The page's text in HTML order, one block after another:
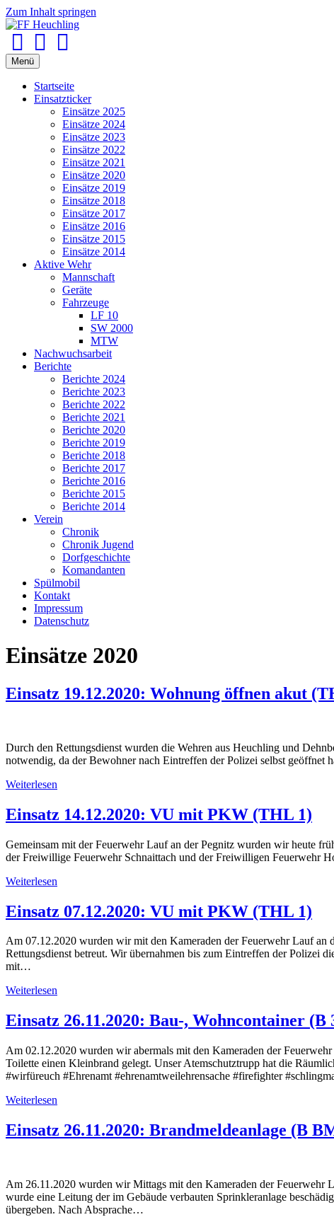
Zum Inhalt springen
Menü
Startseite
Einsatzticker
Einsätze 2025
Einsätze 2024
Einsätze 2023
Einsätze 2022
Einsätze 2021
Einsätze 2020
Einsätze 2019
Einsätze 2018
Einsätze 2017
Einsätze 2016
Einsätze 2015
Einsätze 2014
Aktive Wehr
Mannschaft
Geräte
Fahrzeuge
LF 10
SW 2000
MTW
Nachwuchsarbeit
Berichte
Berichte 2024
Berichte 2023
Berichte 2022
Berichte 2021
Berichte 2020
Berichte 2019
Berichte 2018
Berichte 2017
Berichte 2016
Berichte 2015
Berichte 2014
Verein
Chronik
Chronik Jugend
Dorfgeschichte
Komandanten
Spülmobil
Kontakt
Impressum
Datenschutz
Einsätze 2020
Einsatz 19.12.2020: Wohnung öffnen akut
Durch den Rettungsdienst wurden die Wehren aus Heuchling und
notwendig, da der Bewohner nach Eintreffen der Polizei selbst
Weiterlesen
Einsatz 14.12.2020: VU mit PKW (THL 1)
Gemeinsam mit der Feuerwehr Lauf an der Pegnitz wurden wir heute
der Freiwillige Feuerwehr Schnaittach und der Freiwilligen Feuerwehr
Weiterlesen
Einsatz 07.12.2020: VU mit PKW (THL 1)
Am 07.12.2020 wurden wir mit den Kameraden der Feuerwehr Lauf an
Rettungsdienst betreut. Wir übernahmen bis zum Eintreffen der Polizei
mit…
Weiterlesen
Einsatz 26.11.2020: Bau-, Wohncontainer (B
Am 02.12.2020 wurden wir abermals mit den Kameraden der
Toilette einen Kleinbrand gelegt. Unser Atemschutztrupp hat die
#wirfüreuch #Ehrenamt #ehrenamtweilehrensache #firefighter
Weiterlesen
Einsatz 26.11.2020: Brandmeldeanlage (B
Am 26.11.2020 wurden wir Mittags mit den Kameraden der Feuerwehr
wurde eine Leitung der im Gebäude verbauten Sprinkleranlage
übergeben. Nach Absprache…